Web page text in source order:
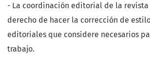
- La coordinación editorial de la revista
derecho de hacer la corrección de
editoriales que considere necesarios
trabajo.